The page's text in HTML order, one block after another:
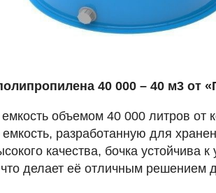
40 000 – 40 м3 от
объемом 40 000 литров от
разработанную для
качества, бочка
делает её отличным решением